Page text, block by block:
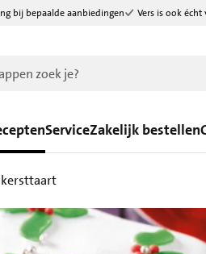
bij bepaalde aanbiedingen Vers is ook écht
ServiceZakelijk bestellen
kersttaart